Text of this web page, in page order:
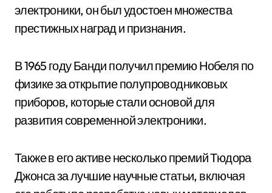
электроники, он был удостоен множества
престижных наград и признания.
В 1965 году Банди получил премию Нобеля по
физике за открытие полупроводниковых
приборов, которые стали основой для
развития современной электроники.
Также в его активе несколько премий Тюдора
Джонса за лучшие научные статьи, включая